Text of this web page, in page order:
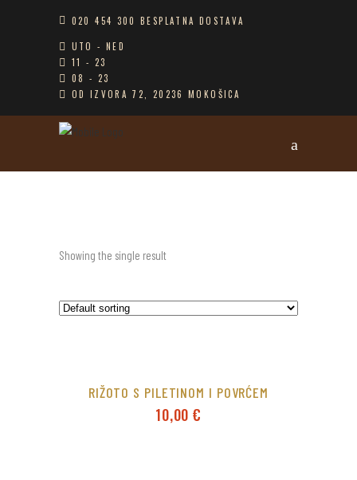
020 454 300 BESPLATNA DOSTAVA
UTO - NED
11 - 23
08 - 23
OD IZVORA 72, 20236 MOKOŠICA
Showing the single result
RIŽOTO S PILETINOM I POVRĆEM
10,00€